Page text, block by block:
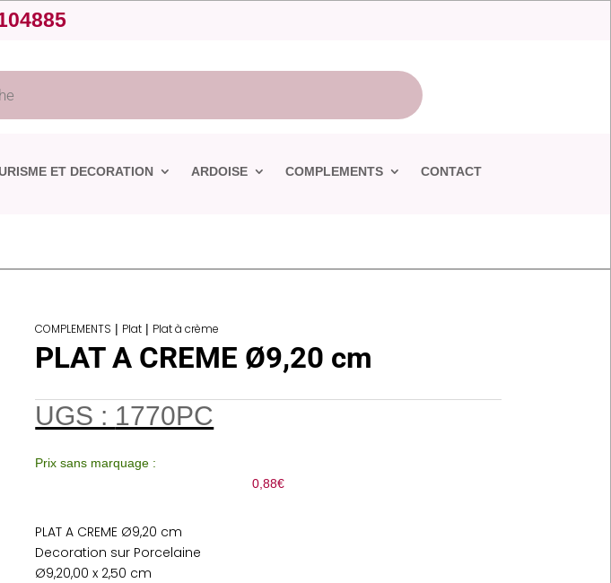
ET DECORATION ARDOISE COMPLEMENTS CONTACT
COMPLEMENTS | Plat | Plat à crème
PLAT A CREME Ø9,20 cm
UGS : 1770PC
Prix sans marquage :
0,88€
PLAT A CREME Ø9,20 cm
Decoration sur Porcelaine
Ø9,20,00 x 2,50 cm